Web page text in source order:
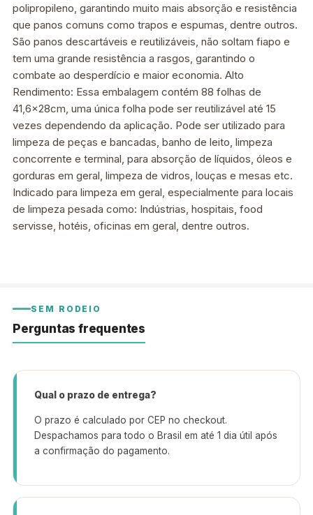
polipropileno, garantindo muito mais absorção e resistência
que panos comuns como trapos e espumas, dentre outros.
São panos descartáveis e reutilizáveis, não soltam fiapo e
tem uma grande resistência a rasgos, garantindo o
combate ao desperdício e maior economia. Alto
Rendimento: Essa embalagem contém 88 folhas de
41,6x28cm, uma única folha pode ser reutilizável até 15
vezes dependendo da aplicação. Pode ser utilizado para
limpeza de peças e bancadas, banho de leito, limpeza
concorrente e terminal, para absorção de líquidos, óleos e
gorduras em geral, limpeza de vidros, louças e mesas etc.
Indicado para limpeza em geral, especialmente para locais
de limpeza pesada como: Indústrias, hospitais, food
servisse, hotéis, oficinas em geral, dentre outros.
SEM RODEIO
Perguntas frequentes
Qual o prazo de entrega?
O prazo é calculado por CEP no checkout.
Despachamos para todo o Brasil em até 1 dia útil após
a confirmação do pagamento.